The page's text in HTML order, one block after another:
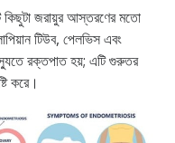
কিছুটা জরায়ুর আস্তরণের মতো
টিউব, পেলভিস এবং
রক্তপাত হয়; এটি গুরুতর
করে।